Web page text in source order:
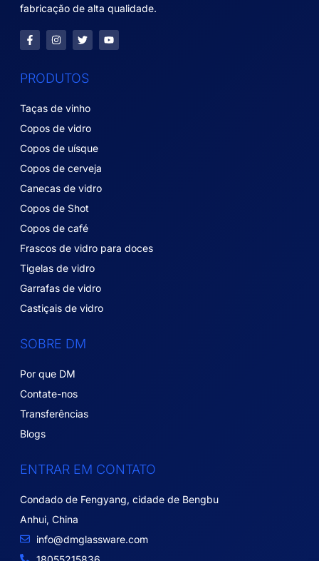
fabricação de alta qualidade.
PRODUTOS
Taças de vinho
Copos de vidro
Copos de uísque
Copos de cerveja
Canecas de vidro
Copos de Shot
Copos de café
Frascos de vidro para doces
Tigelas de vidro
Garrafas de vidro
Castiçais de vidro
SOBRE DM
Por que DM
Contate-nos
Transferências
Blogs
ENTRAR EM CONTATO
Condado de Fengyang, cidade de Bengbu
Anhui, China
info@dmglassware.com